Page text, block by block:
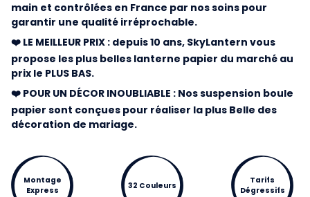
main et contrôlées en France par nos soins pour
garantir une qualité irréprochable.
❤️ LE MEILLEUR PRIX : depuis 10 ans, SkyLantern vous
propose les plus belles lanterne papier du marché au
prix le PLUS BAS.
❤️ POUR UN DÉCOR INOUBLIABLE : Nos suspension boule
papier sont conçues pour réaliser la plus Belle des
décoration de mariage.
Montage
Express
32 Couleurs
Tarifs
Dégressifs